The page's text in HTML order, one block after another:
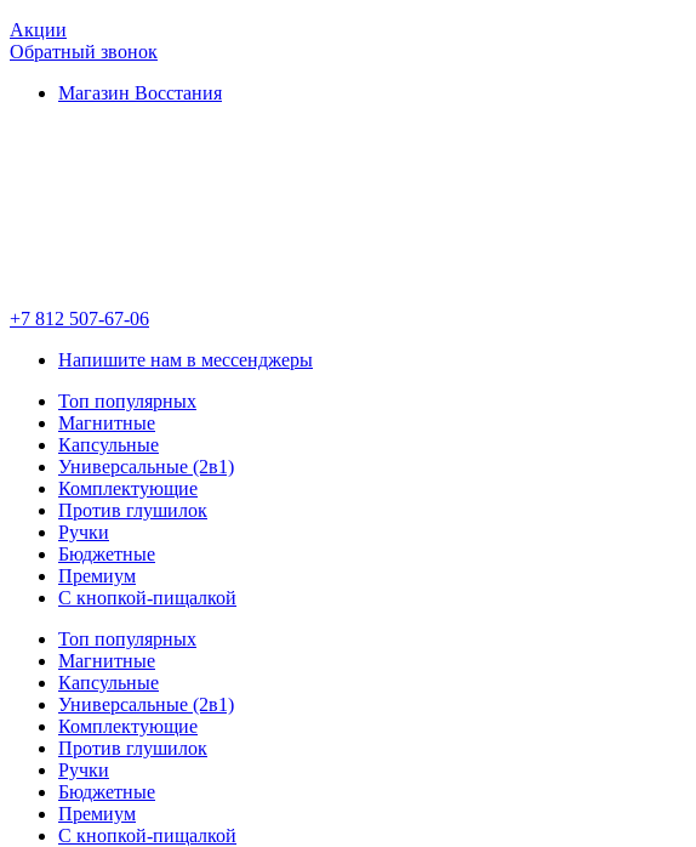
Акции
Обратный звонок
Магазин Восстания
+7 812 507-67-06
Напишите нам в мессенджеры
Топ популярных
Магнитные
Капсульные
Универсальные (2в1)
Комплектующие
Против глушилок
Ручки
Бюджетные
Премиум
С кнопкой-пищалкой
Топ популярных
Магнитные
Капсульные
Универсальные (2в1)
Комплектующие
Против глушилок
Ручки
Бюджетные
Премиум
С кнопкой-пищалкой